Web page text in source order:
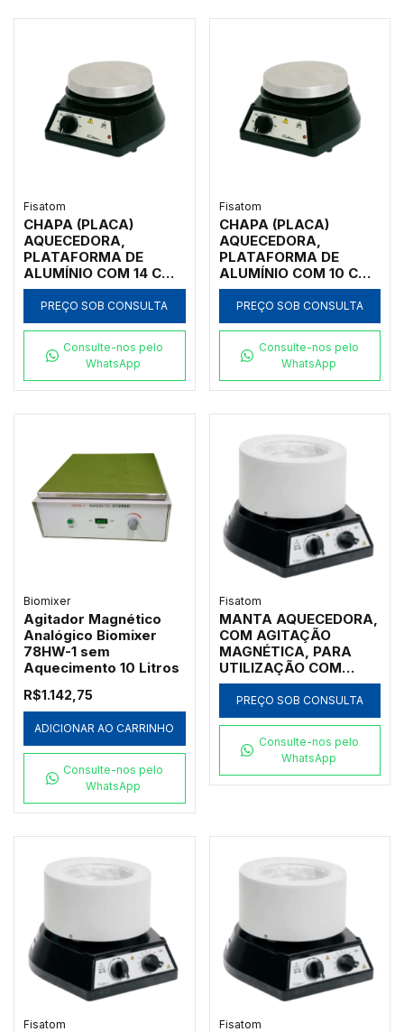
Fisatom
CHAPA (PLACA)
AQUECEDORA,
PLATAFORMA DE
ALUMÍNIO COM 14 CM
DE DIÂMETRO,
AQUECIMENTO DE
50°C A 360°C,
ANALÓGICO, 220V -
MODELO 005022
PREÇO SOB CONSULTA
Consulte-nos pelo
WhatsApp
Fisatom
CHAPA (PLACA)
AQUECEDORA,
PLATAFORMA DE
ALUMÍNIO COM 10 CM
DE DIÂMETRO,
AQUECIMENTO DE
50°C A 360°C,
ANALÓGICO, 220V -
MODELO 005012
PREÇO SOB CONSULTA
Consulte-nos pelo
WhatsApp
Biomixer
Agitador Magnético
Analógico Biomixer
78HW-1 sem
Aquecimento 10 Litros
R$1.142,75
ADICIONAR AO CARRINHO
Consulte-nos pelo
WhatsApp
Fisatom
MANTA AQUECEDORA,
COM AGITAÇÃO
MAGNÉTICA, PARA
UTILIZAÇÃO COM
BALÕES DE FUNDO
REDONDO DE 125ML,
COM REGULADOR
ANALÓGICO
INCORPORADO,
ROTAÇÃO E
PREÇO SOB CONSULTA
Consulte-nos pelo
WhatsApp
Fisatom Fisatom